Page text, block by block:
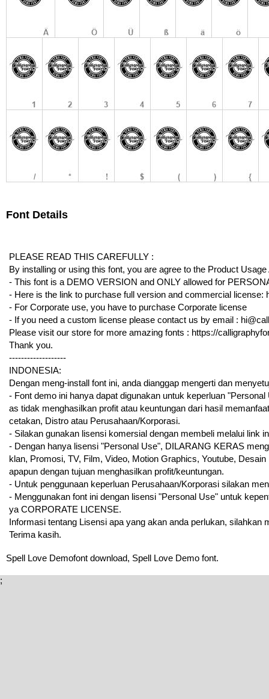
Font Details
PLEASE READ THIS CAREFULLY :
By installing or using this font, you are agree to the Product
- This font is a DEMO VERSION and ONLY allowed for
- Here is the link to purchase full version and commercial
- For Corporate use, you have to purchase Corporate license
- If you need a custom license please contact us by email :
Please visit our store for more amazing fonts : https://
Thank you.
-------------------
INDONESIA:
Dengan meng-install font ini, anda dianggap mengerti dan
- Font demo ini hanya dapat digunakan untuk keperluan
as tidak menghasilkan profit atau keuntungan dari hasil
cetakan, Distro atau Perusahaan/Korporasi.
- Silakan gunakan lisensi komersial dengan membeli melalui link
- Dengan hanya lisensi "Personal Use", DILARANG KERAS
klan, Promosi, TV, Film, Video, Motion Graphics, Youtube,
apapun dengan tujuan menghasilkan profit/keuntungan.
- Untuk penggunaan keperluan Perusahaan/Korporasi silakan
- Menggunakan font ini dengan lisensi "Personal Use" untuk
ya CORPORATE LICENSE.
Informasi tentang Lisensi apa yang akan anda perlukan, silahkan
Terima kasih.
Spell Love Demofont download, Spell Love Demo font.
;